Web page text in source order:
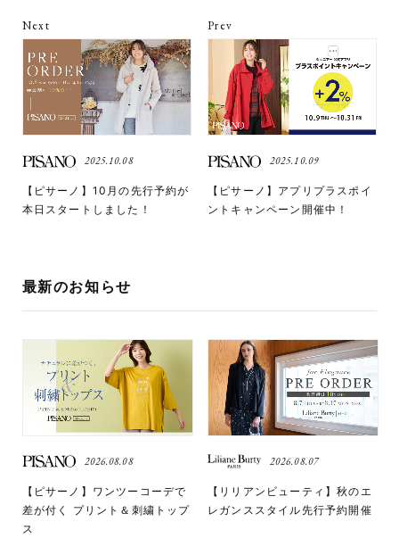
Prev
2025.10.09
【ピサーノ】アプリプラスポイ
ントキャンペーン開催中！
Next
2025.10.08
【ピサーノ】10月の先行予約が
本日スタートしました！
最新のお知らせ
2026.08.08
【ピサーノ】ワンツーコーデで
差が付く プリント＆刺繍トップ
ス
2026.08.07
【リリアンビューティ】秋のエ
レガンススタイル先行予約開催